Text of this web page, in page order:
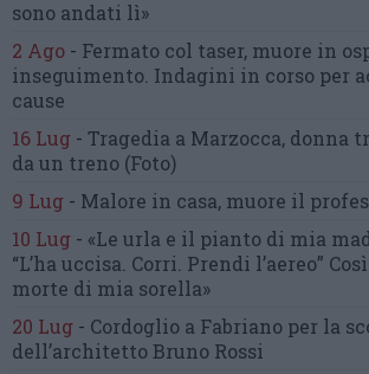
sono andati lì»
2 Ago - Fermato col taser, muore in
inseguimento. Indagini in corso per
cause
16 Lug - Tragedia a Marzocca, donna
da un treno (Foto)
9 Lug - Malore in casa, muore il
10 Lug - «Le urla e il pianto di mia
“L’ha uccisa. Corri. Prendi l’aereo”
morte di mia sorella»
20 Lug - Cordoglio a Fabriano per la
dell’architetto Bruno Rossi